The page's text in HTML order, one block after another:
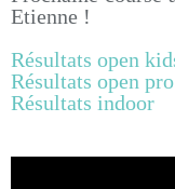
Etienne !
Résultats open
Résultats open pro
Résultats indoor